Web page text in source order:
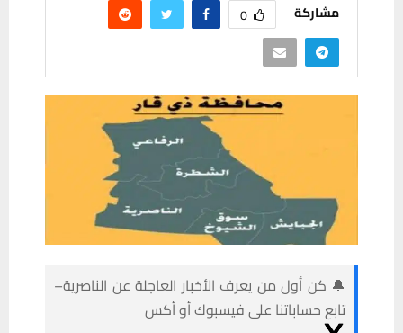
مشاركة 0
🔔 كن أول من يعرف الأخبار العاجلة عن الناصرية–
تابع حساباتنا على فيسبوك أو أكس